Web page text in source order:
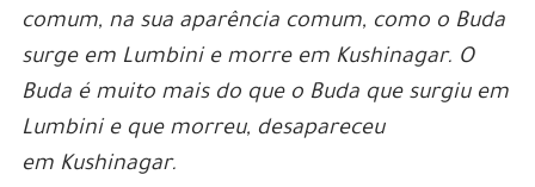
comum, na sua aparência comum, como o Buda
surge em Lumbini e morre em Kushinagar. O
Buda é muito mais do que o Buda que surgiu em
Lumbini e que morreu, desapareceu
em Kushinagar.